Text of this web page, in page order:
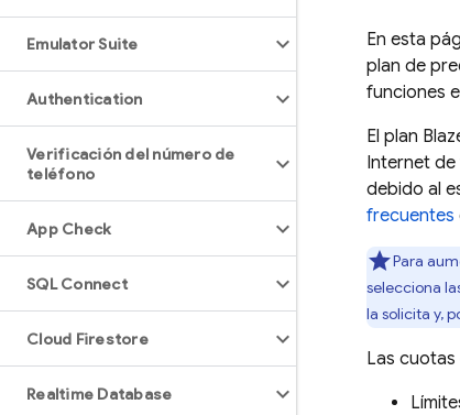
Emulator Suite
Authentication
Verificación del número de
teléfono
App Check
SQL Connect
Cloud Firestore
Realtime Database
En esta
plan de
funciones
El plan
Internet de
debido al
frecuentes
Para
selecciona
la solicita y,
Las cuotas